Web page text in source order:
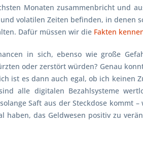
Monaten zusammenbricht und
volatilen Zeiten befinden, in denen
Dafür müssen wir die Fakten
in sich, ebenso wie große
oder zerstört würden? Genau
ist es dann auch egal, ob ich keinen
alle digitalen Bezahlsysteme
Saft aus der Steckdose kommt
das Geldwesen positiv zu